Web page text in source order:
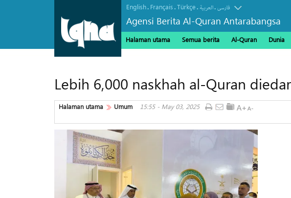
English. Français.Türkçe. العربیة.فارسی
Agensi Berita Al-Quran Antarabangsa
Halaman utama Semua berita Al-Quran Dunia
Lebih 6,000 naskhah al-Quran
Halaman utama Umum 15:55 - May 03, 2025